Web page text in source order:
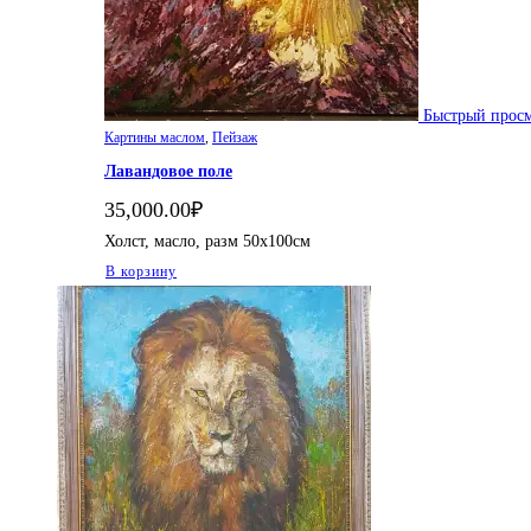
Быстрый
Картины маслом, Пейзаж
Лавандовое поле
35,000.00₽
Холст, масло, разм 50х100см
В корзину